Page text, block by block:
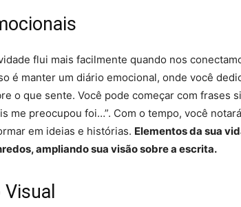
flui mais facilmente quando nos
é manter um diário emocional, onde você
o que sente. Você pode começar com frases
me preocupou foi…”. Com o tempo, você
em ideias e histórias. Elementos da sua
ampliando sua visão sobre a escrita.